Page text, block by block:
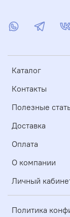
Каталог
Контакты
Полезные
Доставка
Оплата
О компании
Личный
Политика